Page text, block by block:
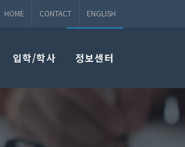
HOME CONTACT ENGLISH
입학/학사 정보센터